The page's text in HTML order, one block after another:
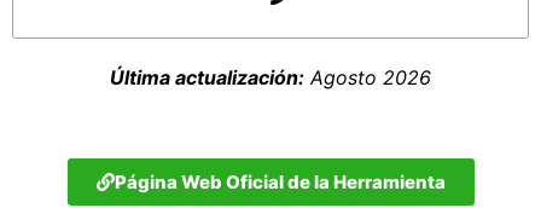
Última actualización: Agosto 2026
Página Web Oficial de la Herramienta